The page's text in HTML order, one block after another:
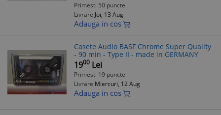
Primesti 50 puncte
Livrare Joi, 13 Aug
Adauga in cos
Casete Audio BASF Chrome Super Quality
- 90 min - Type II - made in GERMANY
1900 Lei
Primesti 19 puncte
Livrare Miercuri, 12 Aug
Adauga in cos